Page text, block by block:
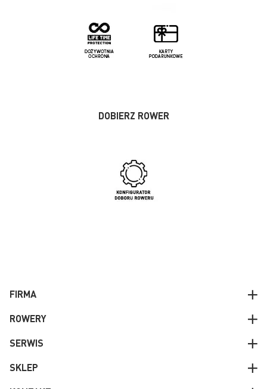
DOBIERZ ROWER
FIRMA
ROWERY
SERWIS
SKLEP